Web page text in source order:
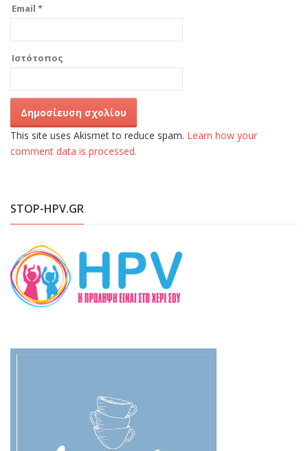
Email *
Ιστότοπος
This site uses Akismet to reduce spam. Learn how your
comment data is processed.
STOP-HPV.GR